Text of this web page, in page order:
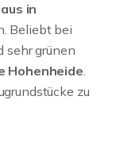
in
Beliebt bei
sehr grünen
Hohenheide.
zu